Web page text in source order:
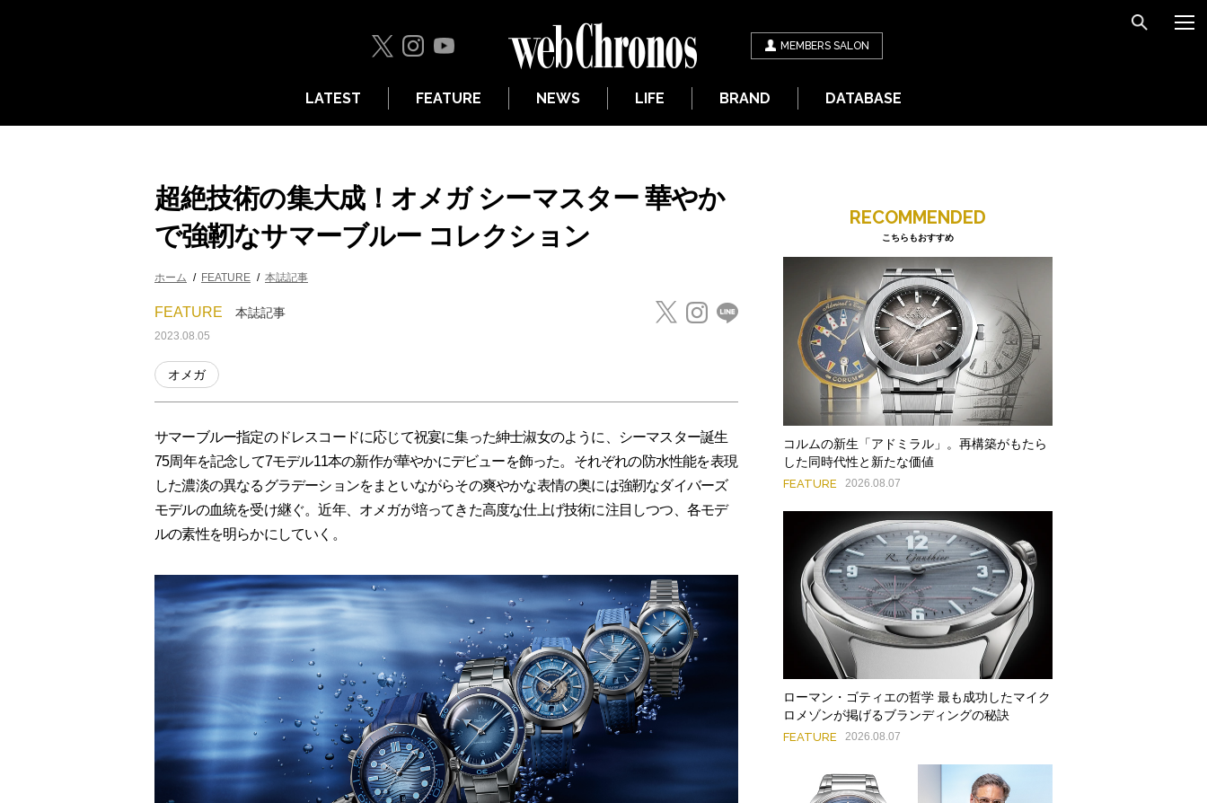
MEMBERS SALON
LATEST FEATURE NEWS LIFE BRAND DATABASE
超絶技術の集大成！オメガ シーマスター 華やか
で強靭なサマーブルー コレクション
ホーム FEATURE 本誌記事
FEATURE 本誌記事
2023.08.05
オメガ
サマーブルー指定のドレスコードに応じて祝宴に集った紳士淑女のように、シーマスター誕生
75周年を記念して7モデル11本の新作が華やかにデビューを飾った。それぞれの防水性能を表現
した濃淡の異なるグラデーションをまといながらその爽やかな表情の奥には強靭なダイバーズ
モデルの血統を受け継ぐ。近年、オメガが培ってきた高度な仕上げ技術に注目しつつ、各モデ
ルの素性を明らかにしていく。
RECOMMENDED
こちらもおすすめ
コルムの新生「アドミラル」。再構築がもたら
した同時代性と新たな価値
FEATURE 2026.08.07
ローマン・ゴティエの哲学 最も成功したマイク
ロメゾンが掲げるブランディングの秘訣
FEATURE 2026.08.07